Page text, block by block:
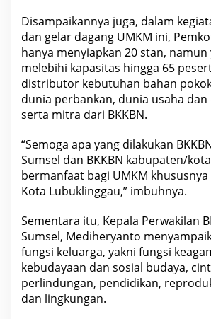
l
a
t
a
n
Disampaikannya juga, dalam
dan gelar dagang UMKM ini,
hanya menyiapkan 20 stan,
melebihi kapasitas hingga 65
distributor kebutuhan bahan
dunia perbankan, dunia usaha
serta mitra dari BKKBN.
“Semoga apa yang dilakukan
Sumsel dan BKKBN kabupaten/
bermanfaat bagi UMKM khususnya
Kota Lubuklinggau,” imbuhnya.
Sementara itu, Kepala Perwakilan
Sumsel, Mediheryanto
fungsi keluarga, yakni fungsi
kebudayaan dan sosial budaya,
perlindungan, pendidikan,
dan lingkungan.